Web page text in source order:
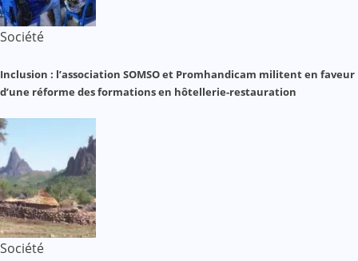
Société
Inclusion : l’association SOMSO et Promhandicam militent en faveur
d’une réforme des formations en hôtellerie-restauration
Société